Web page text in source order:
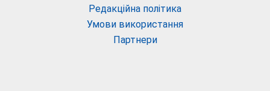
Редакційна політика
Умови використання
Партнери